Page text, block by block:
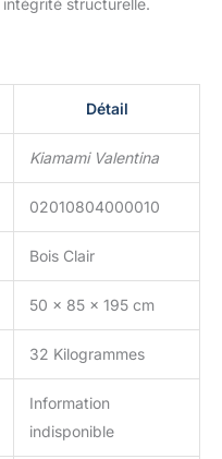
Détail
Kiamami Valentina
02010804000010
Bois Clair
50 x 85 x 195 cm
32 Kilogrammes
Information
indisponible